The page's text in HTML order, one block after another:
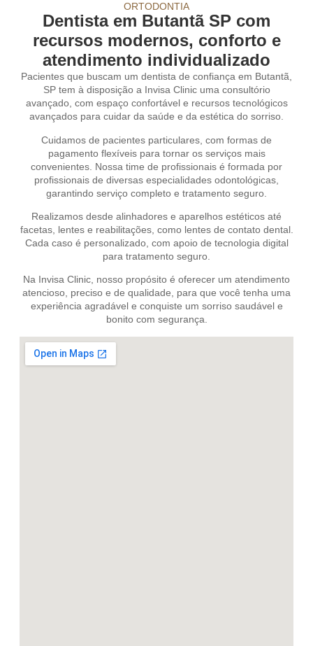
ORTODONTIA
Dentista em Butantã SP com
recursos modernos, conforto e
atendimento individualizado
Pacientes que buscam um dentista de confiança em Butantã,
SP tem à disposição a Invisa Clinic uma consultório
avançado, com espaço confortável e recursos tecnológicos
avançados para cuidar da saúde e da estética do sorriso.
Cuidamos de pacientes particulares, com formas de
pagamento flexíveis para tornar os serviços mais
convenientes. Nossa time de profissionais é formada por
profissionais de diversas especialidades odontológicas,
garantindo serviço completo e tratamento seguro.
Realizamos desde alinhadores e aparelhos estéticos até
facetas, lentes e reabilitações, como lentes de contato dental.
Cada caso é personalizado, com apoio de tecnologia digital
para tratamento seguro.
Na Invisa Clinic, nosso propósito é oferecer um atendimento
atencioso, preciso e de qualidade, para que você tenha uma
experiência agradável e conquiste um sorriso saudável e
bonito com segurança.